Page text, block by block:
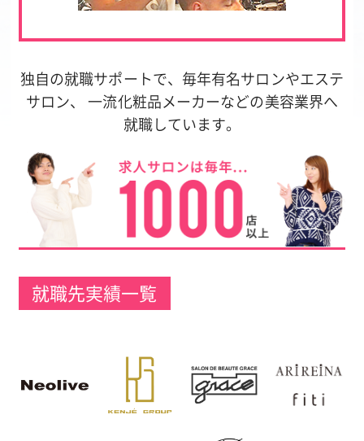
独自の就職サポートで、毎年有名サロンやエステ
サロン、 一流化粧品メーカーなどの美容業界へ
就職しています。
就職先実績一覧